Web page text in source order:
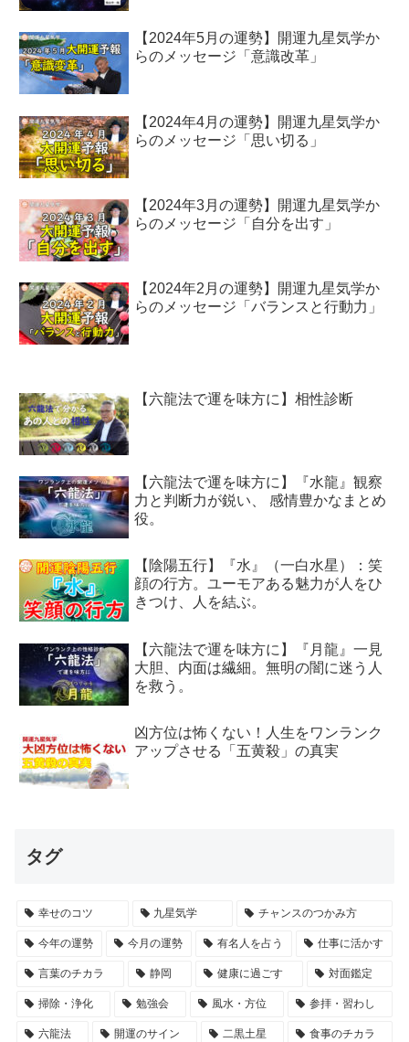
【2024年5月の運勢】開運九星気学か
らのメッセージ「意識改革」
【2024年4月の運勢】開運九星気学か
らのメッセージ「思い切る」
【2024年3月の運勢】開運九星気学か
らのメッセージ「自分を出す」
【2024年2月の運勢】開運九星気学か
らのメッセージ「バランスと行動力」
【六龍法で運を味方に】相性診断
【六龍法で運を味方に】『水龍』観察
力と判断力が鋭い、 感情豊かなまとめ
役。
【陰陽五行】『水』（一白水星）：笑
顔の行方。ユーモアある魅力が人をひ
きつけ、人を結ぶ。
【六龍法で運を味方に】『月龍』一見
大胆、内面は繊細。無明の闇に迷う人
を救う。
凶方位は怖くない！人生をワンランク
アップさせる「五黄殺」の真実
タグ
幸せのコツ 九星気学 チャンスのつかみ方
今年の運勢 今月の運勢 有名人を占う 仕事に活かす
言葉のチカラ 静岡 健康に過ごす 対面鑑定
掃除・浄化 勉強会 風水・方位 参拝・習わし
六龍法 開運のサイン 二黒土星 食事のチカラ